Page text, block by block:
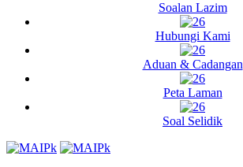
Soalan Lazim
Hubungi Kami
Aduan & Cadangan
Peta Laman
Soal Selidik